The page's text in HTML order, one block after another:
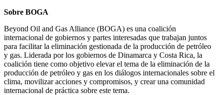
Sobre BOGA
Beyond Oil and Gas Alliance (BOGA) es una coalición
internacional de gobiernos y partes interesadas que trabajan juntos
para facilitar la eliminación gestionada de la producción de petróleo
y gas. Liderada por los gobiernos de Dinamarca y Costa Rica, la
coalición tiene como objetivo elevar el tema de la eliminación de la
producción de petróleo y gas en los diálogos internacionales sobre el
clima, movilizar acciones y compromisos, y crear una comunidad
internacional de práctica sobre este tema.